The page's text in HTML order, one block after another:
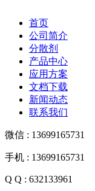
首页
公司简介
分散剂
产品中心
应用方案
文档下载
新闻动态
联系我们
微信 : 13699165731
手机 : 13699165731
Q Q : 632133961